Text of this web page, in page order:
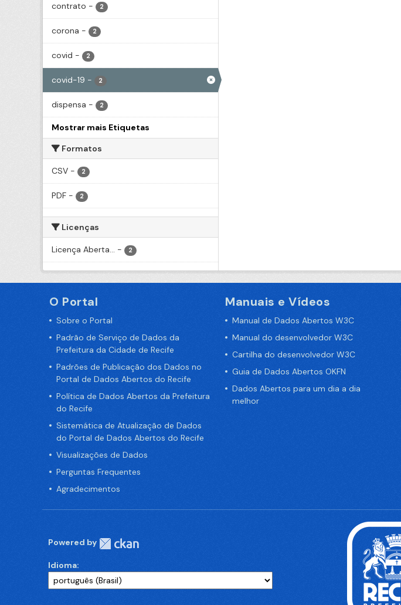
contrato - 2
corona - 2
covid - 2
covid-19 - 2
dispensa - 2
Mostrar mais Etiquetas
Formatos
CSV - 2
PDF - 2
Licenças
Licença Aberta... - 2
O Portal
Sobre o Portal
Padrão de Serviço de Dados da
Prefeitura da Cidade de Recife
Padrões de Publicação dos Dados no
Portal de Dados Abertos do Recife
Política de Dados Abertos da Prefeitura
do Recife
Sistemática de Atualização de Dados
do Portal de Dados Abertos do Recife
Visualizações de Dados
Perguntas Frequentes
Agradecimentos
Manuais e Vídeos
Manual de Dados Abertos W3C
Manual do desenvolvedor W3C
Cartilha do desenvolvedor W3C
Guia de Dados Abertos OKFN
Dados Abertos para um dia a dia
melhor
Powered by
Idioma